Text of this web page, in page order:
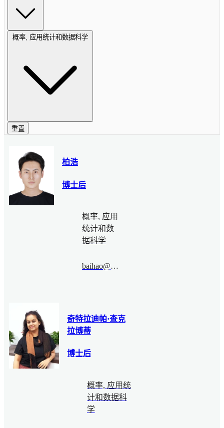
概率, 应用统计和数据科学
重置
柏浩
博士后
概率, 应用
统计和数
据科学
baihao@bimsa.cn
奇特拉迪帕·查克
拉博蒂
博士后
概率, 应用统
计和数据科
学